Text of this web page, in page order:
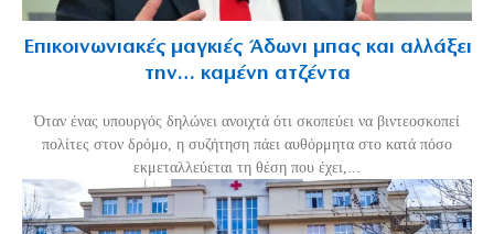
Επικοινωνιακές μαγκιές Άδωνι μπας και αλλάξει
την… καμένη ατζέντα
Όταν ένας υπουργός δηλώνει ανοιχτά ότι σκοπεύει να βιντεοσκοπεί
πολίτες στον δρόμο, η συζήτηση πάει αυθόρμητα στο κατά πόσο
εκμεταλλεύεται τη θέση που έχει,...